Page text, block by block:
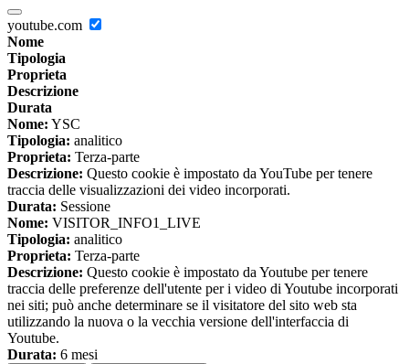
youtube.com
Nome
Tipologia
Proprieta
Descrizione
Durata
Nome: YSC
Tipologia: analitico
Proprieta: Terza-parte
Descrizione: Questo cookie è impostato da YouTube per tenere
traccia delle visualizzazioni dei video incorporati.
Durata: Sessione
Nome: VISITOR_INFO1_LIVE
Tipologia: analitico
Proprieta: Terza-parte
Descrizione: Questo cookie è impostato da Youtube per tenere
traccia delle preferenze dell'utente per i video di Youtube incorporati
nei siti; può anche determinare se il visitatore del sito web sta
utilizzando la nuova o la vecchia versione dell'interfaccia di
Youtube.
Durata: 6 mesi